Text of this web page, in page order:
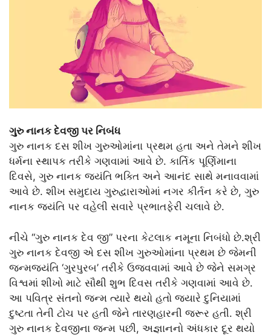
ગુરુ નાનક દેવજી પર નિબંધ
ગુરુ નાનક દસ શીખ ગુરુઓમાંના પ્રથમ હતા અને તેમને શીખ
ધર્મના સ્થાપક તરીકે ગણવામાં આવે છે. કાર્તિક પૂર્ણિમાના
દિવસે, ગુરુ નાનક જયંતિ ભક્તિ અને આનંદ સાથે મનાવવામાં
આવે છે. શીખ સમુદાય ગુરુદ્વારાઓમાં નગર કીર્તન કરે છે, ગુરુ
નાનક જયંતિ પર વહેલી સવારે પ્રભાતફેરી ચલાવે છે.
નીચે “ગુરુ નાનક દેવ જી” પરના કેટલાક નમૂના નિબંધો છે.શ્રી
ગુરુ નાનક દેવજી એ દસ શીખ ગુરુઓમાંના પ્રથમ છે જેમની
જન્મજયંતિ ‘ગુરપુરબ’ તરીકે ઉજવવામાં આવે છે જેને સમગ્ર
વિશ્વમાં શીખો માટે સૌથી શુભ દિવસ તરીકે ગણવામાં આવે છે.
આ પવિત્ર સંતનો જન્મ ત્યારે થયો હતો જ્યારે દુનિયામાં
દુષ્ટતા તેની ટોચ પર હતી જેને તારણહારની જરૂર હતી. શ્રી
ગુરુ નાનક દેવજીના જન્મ પછી, અજ્ઞાનનો અંધકાર દૂર થયો